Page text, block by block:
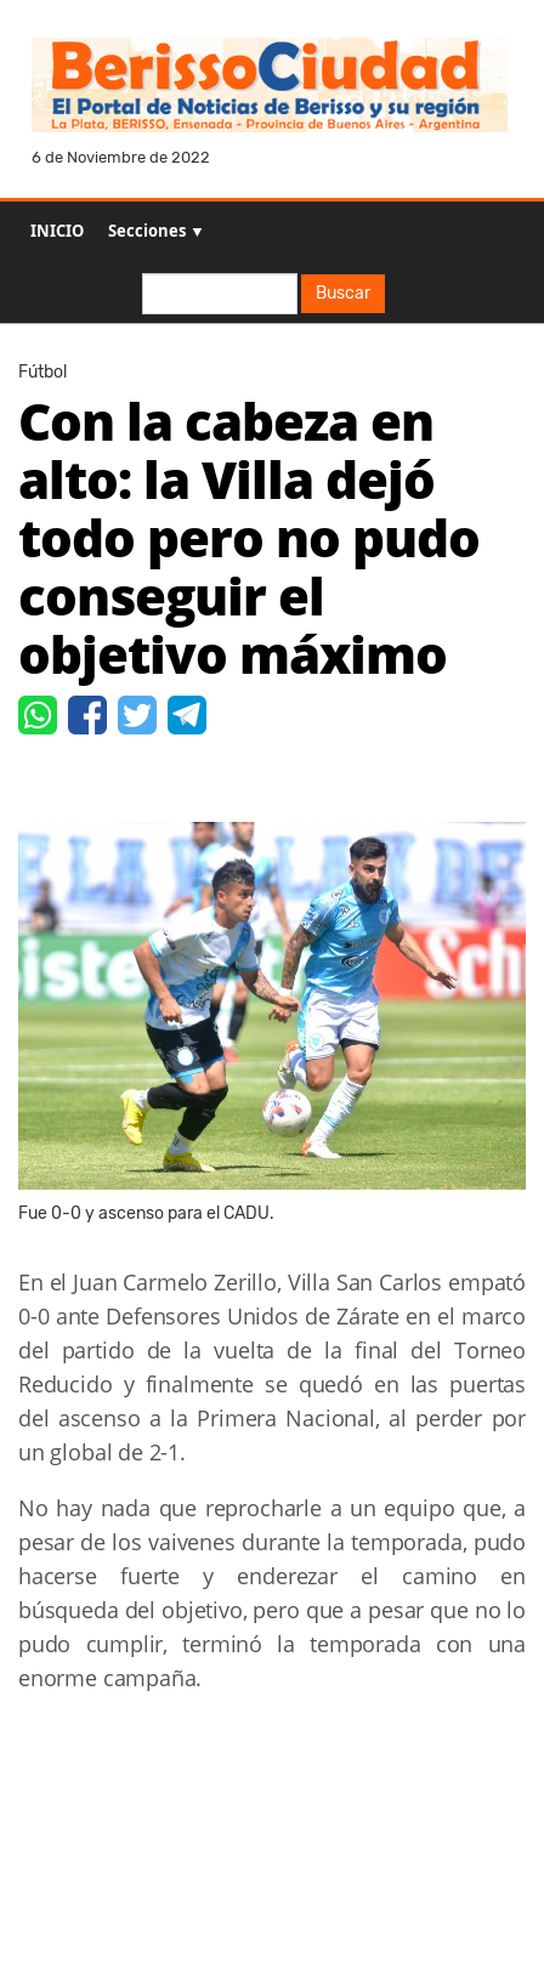
6 de Noviembre de 2022
INICIO Secciones ▼
Buscar
Fútbol
Con la cabeza en
alto: la Villa dejó
todo pero no pudo
conseguir el
objetivo máximo
Fue 0-0 y ascenso para el CADU.
En el Juan Carmelo Zerillo, Villa San Carlos empató
0-0 ante Defensores Unidos de Zárate en el marco
del partido de la vuelta de la final del Torneo
Reducido y finalmente se quedó en las puertas
del ascenso a la Primera Nacional, al perder por
un global de 2-1.
No hay nada que reprocharle a un equipo que, a
pesar de los vaivenes durante la temporada, pudo
hacerse fuerte y enderezar el camino en
búsqueda del objetivo, pero que a pesar que no lo
pudo cumplir, terminó la temporada con una
enorme campaña.